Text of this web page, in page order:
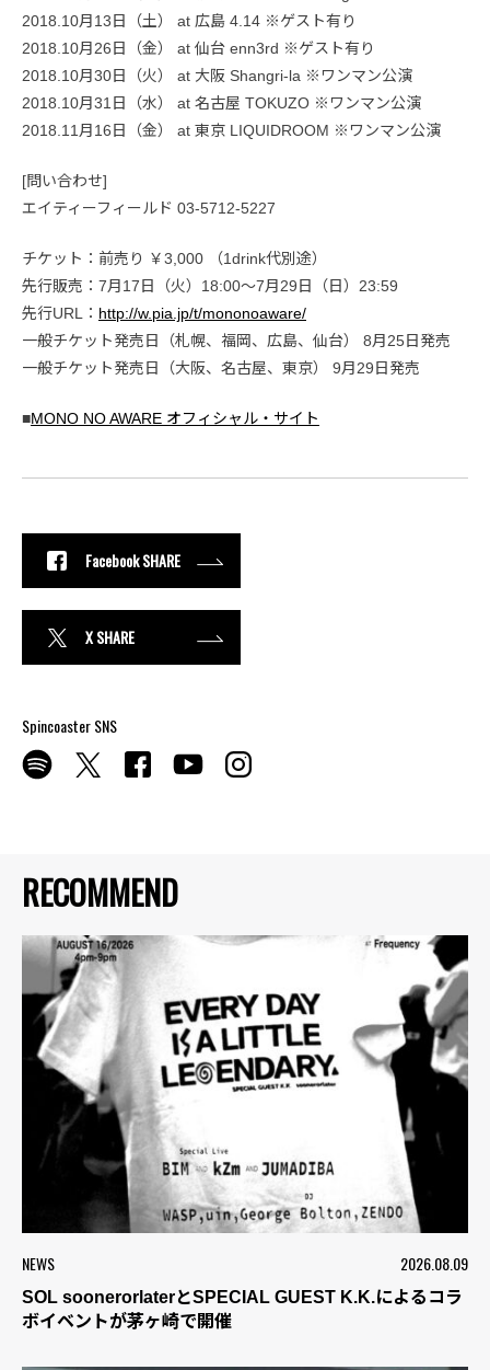
RECOMMEND
NEWS 2026.08.09
SOL soonerorlaterとSPECIAL GUEST K.K.によるコラ
ボイベントが茅ヶ崎で開催
2018.10月13日（土） at 広島 4.14 ※ゲスト有り
2018.10月26日（金） at 仙台 enn3rd ※ゲスト有り
2018.10月30日（火） at 大阪 Shangri-la ※ワンマン公演
2018.10月31日（水） at 名古屋 TOKUZO ※ワンマン公演
2018.11月16日（金） at 東京 LIQUIDROOM ※ワンマン公演
[問い合わせ]
エイティーフィールド 03-5712-5227
チケット：前売り ￥3,000 （1drink代別途）
先行販売：7月17日（火）18:00〜7月29日（日）23:59
先行URL： http://w.pia.jp/t/mononoaware/
一般チケット発売日（札幌、福岡、広島、仙台） 8月25日発売
一般チケット発売日（大阪、名古屋、東京） 9月29日発売
■MONO NO AWARE オフィシャル・サイト
Facebook SHARE
X SHARE
Spincoaster SNS